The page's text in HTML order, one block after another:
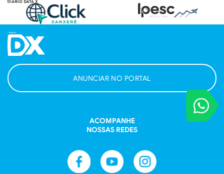
VOCÊ
Entre em
ANUNCIAR NO PORTAL
ACOMPANHE
NOSSAS REDES